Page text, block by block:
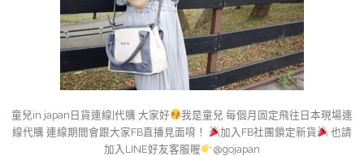
童兒in japan日貨連線|代購 大家好
我是童兒 每個月固定飛往日本現場連
線代購 連線期間會跟大家FB直播見面唷！
加入FB社團鎖定新貨
也請
加入LINE好友客服喔
@gojapan